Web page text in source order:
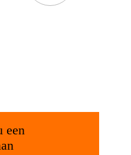
een